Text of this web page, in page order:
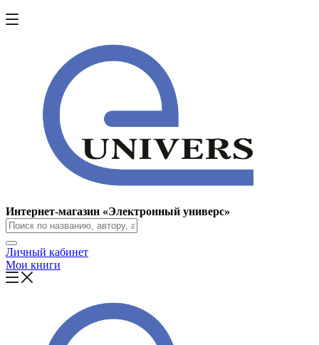
Интернет-магазин «Электронный универс»
Личный кабинет
Мои книги